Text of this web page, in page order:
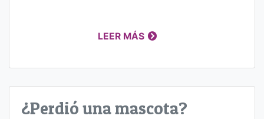
LEER MÁS
¿Perdió una mascota?